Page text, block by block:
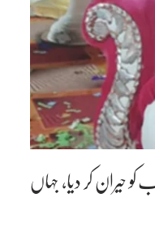
کر دیا، جہاں